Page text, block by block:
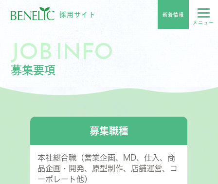
採用サイト 新着情報
JOB INFO
募集要項
募集職種
本社総合職（営業企画、MD、仕入、商
品企画・開発、原型制作、店舗運営、コ
ーポレート他）